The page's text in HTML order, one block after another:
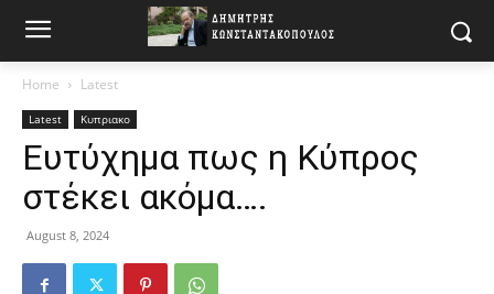
Home Latest
Latest Κυπριακο
Ευτύχημα πως η Κύπρος
στέκει ακόμα….
August 8, 2024